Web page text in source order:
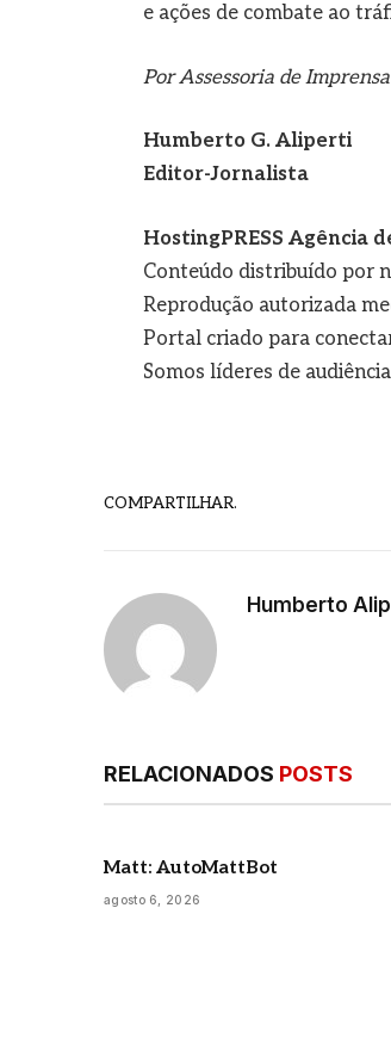
e ações de combate ao
Por Assessoria de
Humberto G. Aliperti
Editor-Jornalista
HostingPRESS Agência
Conteúdo distribuído por
Reprodução autorizada
Portal criado para
Somos líderes de
COMPARTILHAR.
Humberto
RELACIONADOS POSTS
Matt: AutoMattBot
agosto 6, 2026